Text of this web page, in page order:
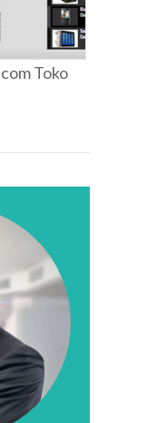
Toko